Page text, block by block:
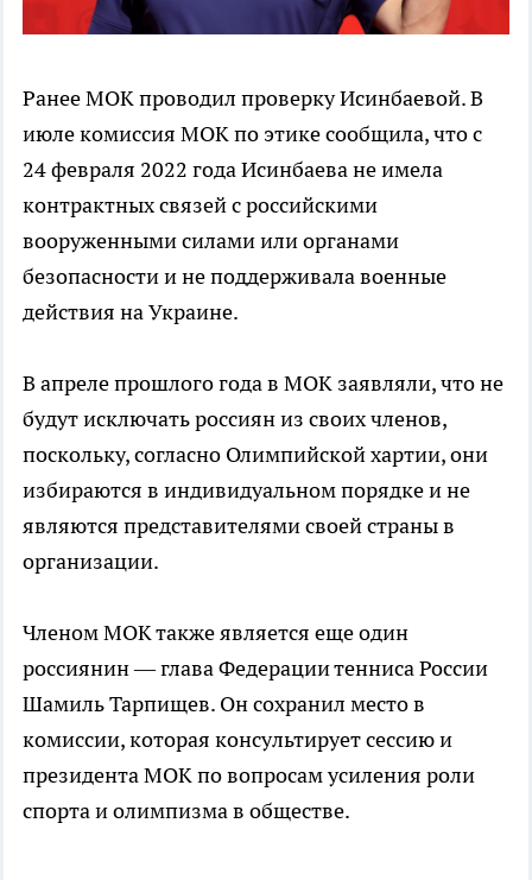
Ранее МОК проводил проверку Исинбаевой. В
июле комиссия МОК по этике сообщила, что с
24 февраля 2022 года Исинбаева не имела
контрактных связей с российскими
вооруженными силами или органами
безопасности и не поддерживала военные
действия на Украине.
В апреле прошлого года в МОК заявляли, что не
будут исключать россиян из своих членов,
поскольку, согласно Олимпийской хартии, они
избираются в индивидуальном порядке и не
являются представителями своей страны в
организации.
Членом МОК также является еще один
россиянин — глава Федерации тенниса России
Шамиль Тарпищев. Он сохранил место в
комиссии, которая консультирует сессию и
президента МОК по вопросам усиления роли
спорта и олимпизма в обществе.